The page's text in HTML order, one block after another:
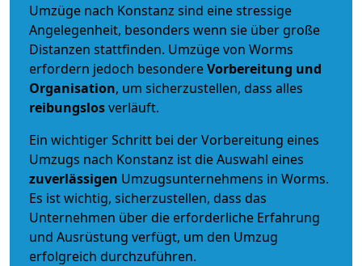
Umzüge nach Konstanz sind eine stressige
Angelegenheit, besonders wenn sie über große
Distanzen stattfinden. Umzüge von Worms
erfordern jedoch besondereVorbereitung und
Organisation, um sicherzustellen, dass alles
reibungslosverläuft.
Ein wichtiger Schritt bei der Vorbereitung eines
Umzugs nach Konstanz ist die Auswahl eines
zuverlässigen Umzugsunternehmens in Worms.
Es ist wichtig, sicherzustellen, dass das
Unternehmen über die erforderliche Erfahrung
und Ausrüstung verfügt, um den Umzug
erfolgreich durchzuführen.